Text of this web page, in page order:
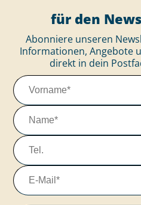
für den
Abonniere unseren
Informationen, Angebote
direkt in dein